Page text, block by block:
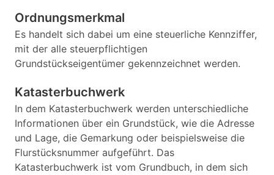
Ordnungsmerkmal
Es handelt sich dabei um eine steuerliche Kennziffer,
mit der alle steuerpflichtigen
Grundstückseigentümer gekennzeichnet werden.
Katasterbuchwerk
In dem Katasterbuchwerk werden unterschiedliche
Informationen über ein Grundstück, wie die Adresse
und Lage, die Gemarkung oder beispielsweise die
Flurstücksnummer aufgeführt. Das
Katasterbuchwerk ist vom Grundbuch, in dem sich